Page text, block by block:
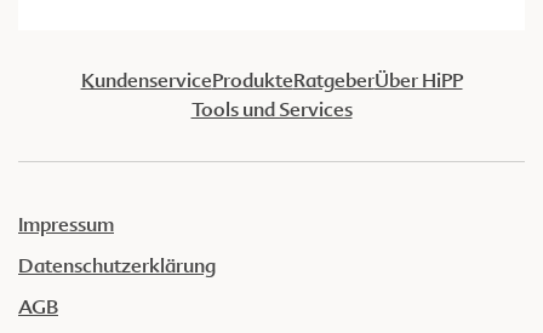
KundenserviceProdukteRatgeberÜber HiPP
Tools und Services
Impressum
Datenschutzerklärung
AGB